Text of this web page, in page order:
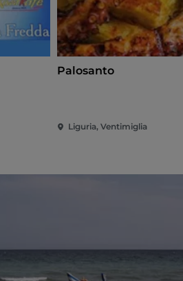
Palosanto
Liguria, Ventimiglia